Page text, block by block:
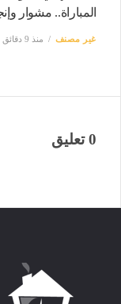
المباراة.. مشوار
غير مصنف منذ 9 دقائق
0 تعليق